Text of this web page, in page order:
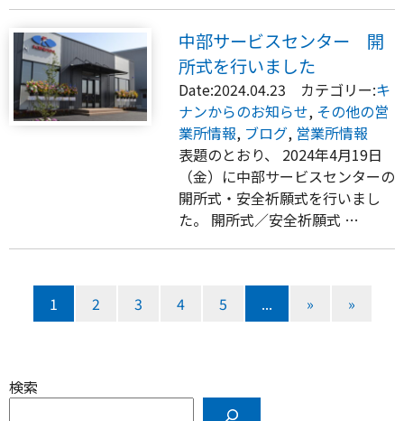
中部サービスセンター 開
所式を行いました
Date:2024.04.23 カテゴリー:キ
ナンからのお知らせ, その他の営
業所情報, ブログ, 営業所情報
表題のとおり、 2024年4月19日
（金）に中部サービスセンターの
開所式・安全祈願式を行いまし
た。 開所式／安全祈願式 …
1 2 3 4 5 ... » »
検索